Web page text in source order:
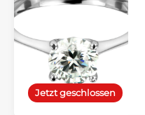
Jetzt geschlossen